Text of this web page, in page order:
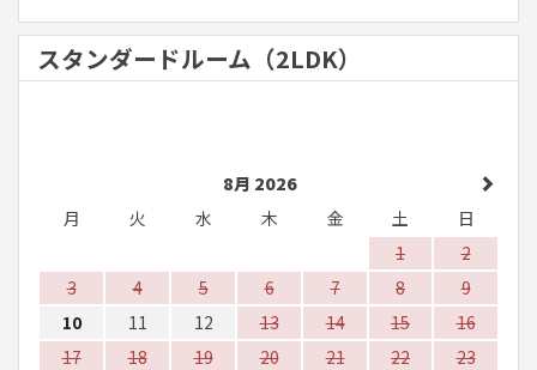
スタンダードルーム（2LDK）
8月 2026
月
火 水 木 金 土
日
1
2
3
4 5 6 7 8
9
10
11 12 13 14 15
16
17
18 19 20 21 22 23